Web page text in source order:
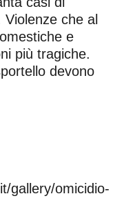
Violenze che al
e
più tragiche.
devono
gallery/omicidio-